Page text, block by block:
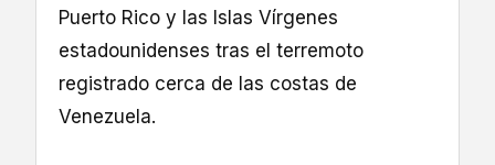
Puerto Rico y las Islas Vírgenes
estadounidenses tras el terremoto
registrado cerca de las costas de
Venezuela.